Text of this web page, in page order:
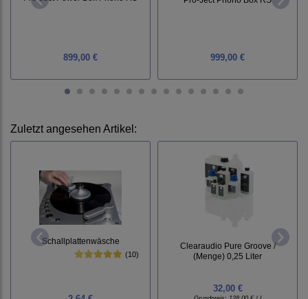
899,00 € 999,00 €
Zuletzt angesehen Artikel:
Schallplattenwäsche
(10)
Clearaudio Pure Groove /
(Menge) 0,25 Liter
32,00 €